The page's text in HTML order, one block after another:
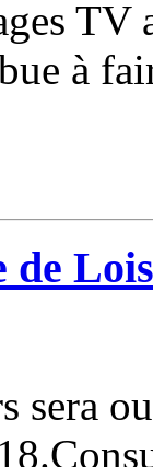
à
de
sera